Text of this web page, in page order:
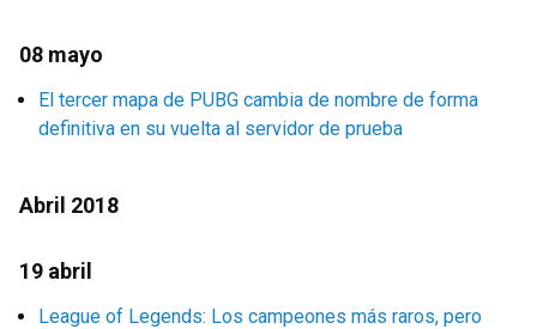
08 mayo
El tercer mapa de PUBG cambia de nombre de forma
definitiva en su vuelta al servidor de prueba
Abril 2018
19 abril
League of Legends: Los campeones más raros, pero